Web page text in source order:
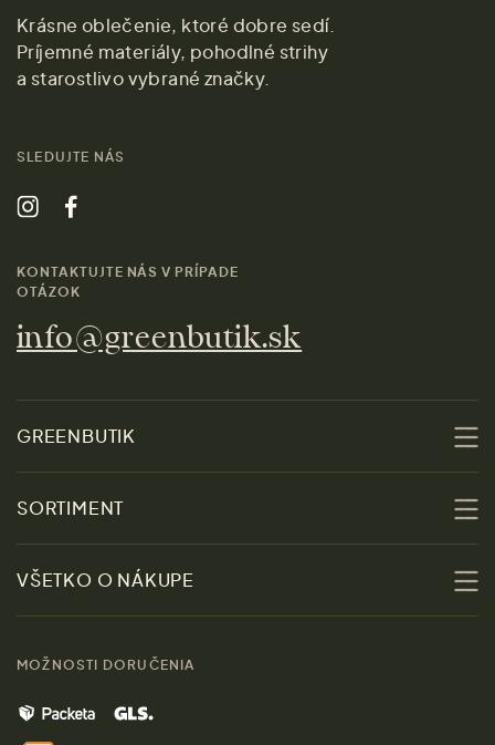
Krásne oblečenie, ktoré dobre sedí.
Príjemné materiály, pohodlné strihy
a starostlivo vybrané značky.
SLEDUJTE NÁS
KONTAKTUJTE NÁS V PRÍPADE
OTÁZOK
info@greenbutik.sk
GREENBUTIK
Udržateľnosť
Kontakt
Značky
SORTIMENT
Zľavy
Ženy
Muži
Domov
VŠETKO O NÁKUPE
MOŽNOSTI DORUČENIA